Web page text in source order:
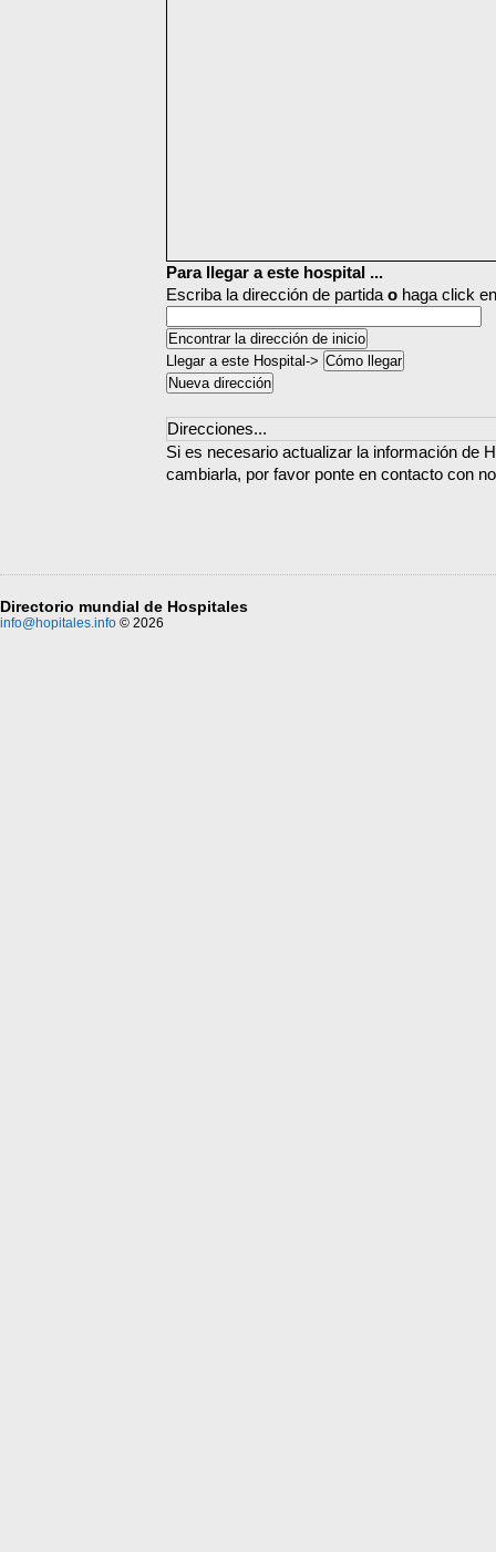
Para llegar a este hospital ...
Escriba la dirección de partida o haga click
Llegar a este Hospital->
Direcciones...
Si es necesario actualizar la información de
cambiarla, por favor ponte en contacto con
Directorio mundial de Hospitales
info@hopitales.info © 2026